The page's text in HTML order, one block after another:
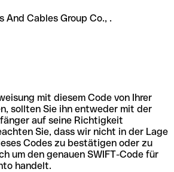
And Cables Group Co., .
mit diesem Code von Ihrer
sollten Sie ihn entweder mit der
auf seine Richtigkeit
Sie, dass wir nicht in der Lage
Codes zu bestätigen oder zu
um den genauen SWIFT-Code für
handelt.